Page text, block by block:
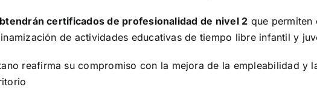
certificados de profesionalidad de nivel 2 que permiten
de actividades educativas de tiempo libre infantil y
reafirma su compromiso con la mejora de la empleabilidad y